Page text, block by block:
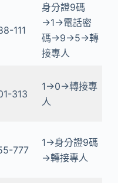
111
身分證9碼
→1→電話密
碼→9→5→轉
接專人
313
1→0→轉接專
人
777
1→身分證9碼
→轉接專人